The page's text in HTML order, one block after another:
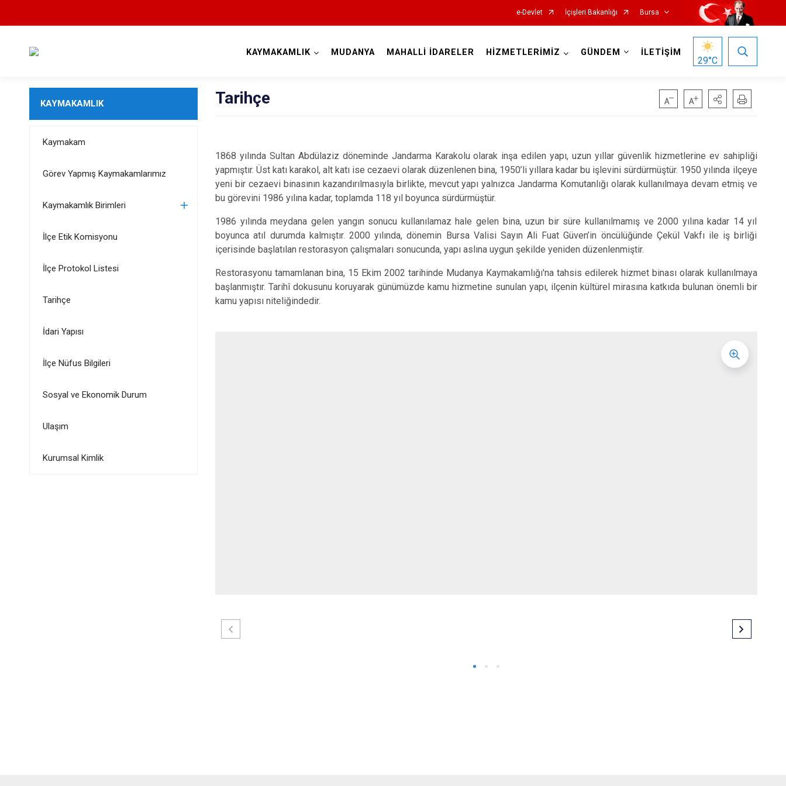
e-Devlet İçişleri Bakanlığı Bursa
Büyükorhan
Gemlik
Gürsu
Harmancık
İnegöl
Karacabey
Mustafakemalpaşa
Mudanya
Orhaneli
Orhangazi
Yenişehir
KAYMAKAMLIK MUDANYA MAHALLİ İDARELER HİZMETLERİMİZ GÜNDEM İLETİŞİM
29°C
KAYMAKAMLIK
Kaymakam
Görev Yapmış Kaymakamlarımız
Kaymakamlık Birimleri
İlçe Etik Komisyonu
İlçe Protokol Listesi
Tarihçe
İdari Yapısı
İlçe Nüfus Bilgileri
Sosyal ve Ekonomik Durum
Ulaşım
Kurumsal Kimlik
Tarihçe
1868 yılında Sultan Abdülaziz döneminde Jandarma Karakolu olarak inşa edilen yapı, uzun yıllar güvenlik hizmetlerine ev sahipliği
yapmıştır. Üst katı karakol, alt katı ise cezaevi olarak düzenlenen bina, 1950’li yıllara kadar bu işlevini sürdürmüştür. 1950 yılında ilçeye
yeni bir cezaevi binasının kazandırılmasıyla birlikte, mevcut yapı yalnızca Jandarma Komutanlığı olarak kullanılmaya devam etmiş ve
bu görevini 1986 yılına kadar, toplamda 118 yıl boyunca sürdürmüştür.
1986 yılında meydana gelen yangın sonucu kullanılamaz hale gelen bina, uzun bir süre kullanılmamış ve 2000 yılına kadar 14 yıl
boyunca atıl durumda kalmıştır. 2000 yılında, dönemin Bursa Valisi Sayın Ali Fuat Güven’in öncülüğünde Çekül Vakfı ile iş birliği
içerisinde başlatılan restorasyon çalışmaları sonucunda, yapı aslına uygun şekilde yeniden düzenlenmiştir.
Restorasyonu tamamlanan bina, 15 Ekim 2002 tarihinde Mudanya Kaymakamlığı'na tahsis edilerek hizmet binası olarak kullanılmaya
başlanmıştır. Tarihî dokusunu koruyarak günümüzde kamu hizmetine sunulan yapı, ilçenin kültürel mirasına katkıda bulunan önemli bir
kamu yapısı niteliğindedir.